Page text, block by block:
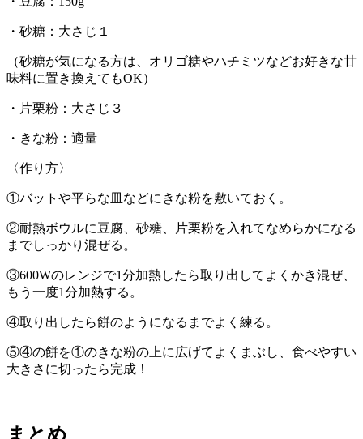
・砂糖：大さじ１
（砂糖が気になる方は、オリゴ糖やハチミツなどお好きな甘
味料に置き換えてもOK）
・片栗粉：大さじ３
・きな粉：適量
〈作り方〉
①バットや平らな皿などにきな粉を敷いておく。
②耐熱ボウルに豆腐、砂糖、片栗粉を入れてなめらかになる
までしっかり混ぜる。
③600Wのレンジで1分加熱したら取り出してよくかき混ぜ、
もう一度1分加熱する。
④取り出したら餅のようになるまでよく練る。
⑤④の餅を①のきな粉の上に広げてよくまぶし、食べやすい
大きさに切ったら完成！
まとめ